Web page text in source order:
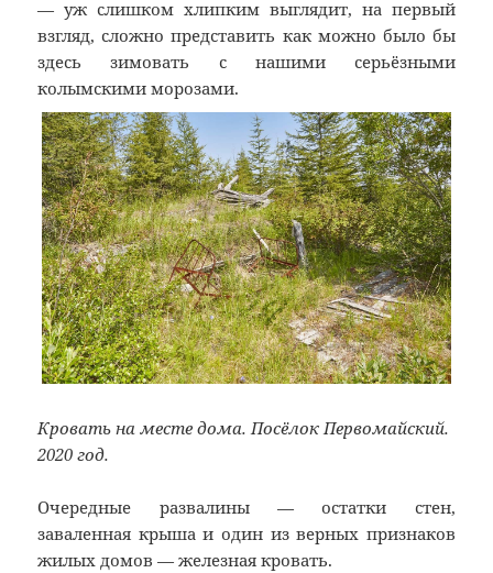
— уж слишком хлипким выглядит, на первый
взгляд, сложно представить как можно было бы
здесь зимовать с нашими серьёзными
колымскими морозами.
Кровать на месте дома. Посёлок Первомайский.
2020 год.
Очередные развалины — остатки стен,
заваленная крыша и один из верных признаков
жилых домов — железная кровать.